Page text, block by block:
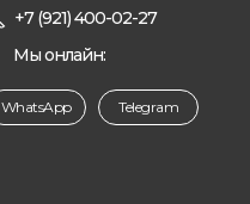
+7 (921) 400-02-27
Мы онлайн:
WhatsApp Telegram